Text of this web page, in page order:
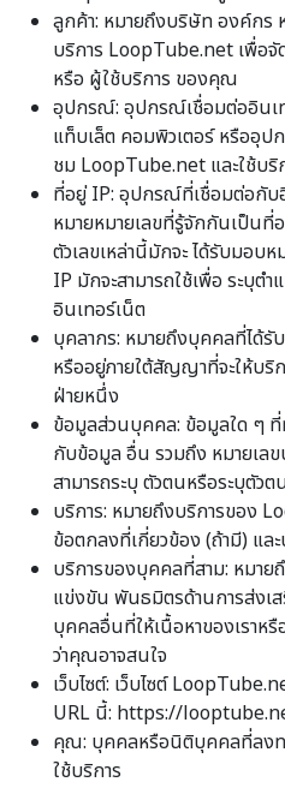
ลูกค้า: หมายถึงบริษัท องค์กร
บริการ LoopTube.net เพื่อ
หรือ ผู้ใช้บริการ ของคุณ
อุปกรณ์: อุปกรณ์เชื่อมต่ออินเ
แท็บเล็ต คอมพิวเตอร์ หรืออุป
ชม LoopTube.net และใช้บริ
ที่อยู่ IP: อุปกรณ์ที่เชื่อมต่อกับ
หมายหมายเลขที่รู้จักกันเป็นที่
ตัวเลขเหล่านี้มักจะ ได้รับมอบ
IP มักจะสามารถใช้เพื่อ ระบุ
อินเทอร์เน็ต
บุคลากร: หมายถึงบุคคลที่ได้รั
หรืออยู่ภายใต้สัญญาที่จะให้บ
ฝ่ายหนึ่ง
ข้อมูลส่วนบุคคล: ข้อมูลใด ๆ ที่
กับข้อมูล อื่น รวมถึง หมายเล
สามารถระบุ ตัวตนหรือระบุตัว
บริการ: หมายถึงบริการของ
ข้อตกลงที่เกี่ยวข้อง (ถ้ามี) แ
บริการของบุคคลที่สาม: หมา
แข่งขัน พันธมิตรด้านการส่งเส
บุคคลอื่นที่ให้เนื้อหาของเราห
ว่าคุณอาจสนใจ
เว็บไซต์: เว็บไซต์
URL นี้: https://
คุณ: บุคคลหรือนิติบุคคลที่ลง
ใช้บริการ